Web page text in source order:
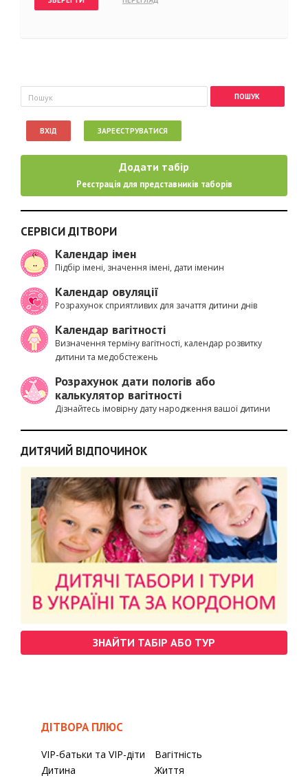
Пошукова форма
Пошук
ВХІД ЗАРЕЄСТРУВАТИСЯ
Додати табір
Реєстрація для представників таборів
СЕРВІСИ ДІТВОРИ
Календар імен
Підбір імені, значення імені, дати іменин
Календар овуляції
Розрахунок сприятливих для зачаття дитини днів
Календар вагітності
Визначення терміну вагітності, календар розвитку
дитини та медобстежень
Розрахунок дати пологів або
калькулятор вагітності
Дізнайтесь імовірну дату народження вашої дитини
ДИТЯЧИЙ ВІДПОЧИНОК
ЗНАЙТИ ТАБІР АБО ТУР
ДІТВОРА ПЛЮС
VIP-батьки та VIP-діти
Вагітність
Дитина
Життя